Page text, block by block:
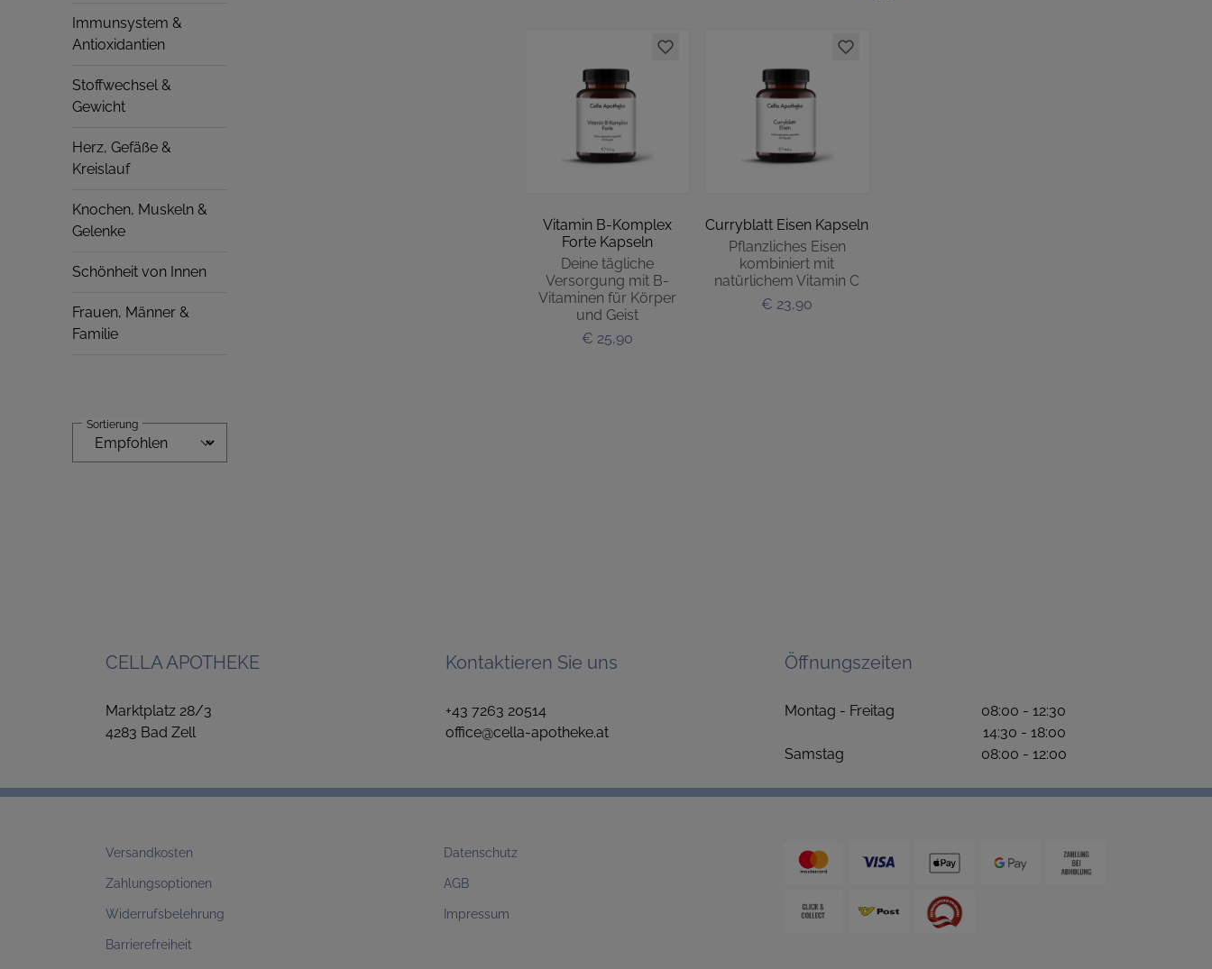
Immunsystem &
Antioxidantien
Stoffwechsel &
Gewicht
Herz, Gefäße &
Kreislauf
Knochen, Muskeln &
Gelenke
Schönheit von Innen
Frauen, Männer &
Familie
Sortierung
Vitamin B-Komplex
Forte Kapseln
Deine tägliche
Versorgung mit B-
Vitaminen für Körper
und Geist
€ 25,90
Curryblatt Eisen Kapseln
Pflanzliches Eisen
kombiniert mit
natürlichem Vitamin C
€ 23,90
CELLA APOTHEKE
Marktplatz 28/3
4283 Bad Zell
Kontaktieren Sie uns
+43 7263 20514
office@cella-apotheke.at
Öffnungszeiten
Montag - Freitag 08:00 - 12:30
14:30 - 18:00
Samstag 08:00 - 12:00
Versandkosten
Zahlungsoptionen
Widerrufsbelehrung
Barrierefreiheit
Datenschutz
AGB
Impressum